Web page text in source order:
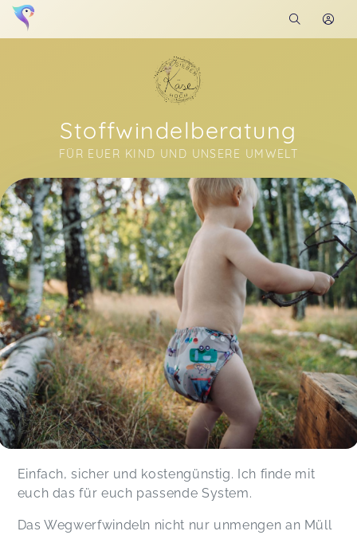
Stoffwindelberatung
FÜR EUER KIND UND UNSERE UMWELT
Soon you will learn more about me here...
Einfach, sicher und kostengünstig. Ich finde mit
euch das für euch passende System.
Das Wegwerfwindeln nicht nur unmengen an Müll